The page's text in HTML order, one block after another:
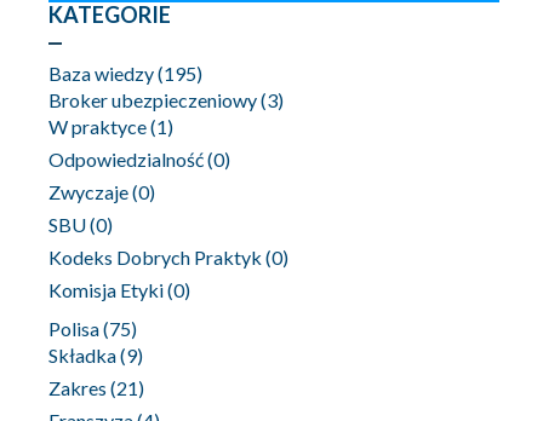
KATEGORIE
Baza wiedzy(195)
Broker ubezpieczeniowy(3)
W praktyce(1)
Odpowiedzialność(0)
Zwyczaje(0)
SBU(0)
Kodeks Dobrych Praktyk (0)
Komisja Etyki(0)
Polisa(75)
Składka(9)
Zakres (21)